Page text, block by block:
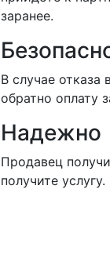
заранее.
В случае отказа
обратно оплату
Надежно
Продавец
получите услугу.